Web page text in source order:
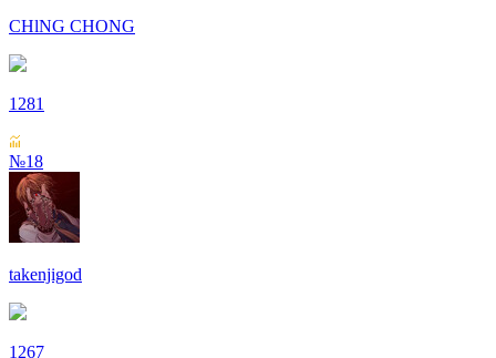
СHlNG СHONG
1281
№18
takenjigod
1267